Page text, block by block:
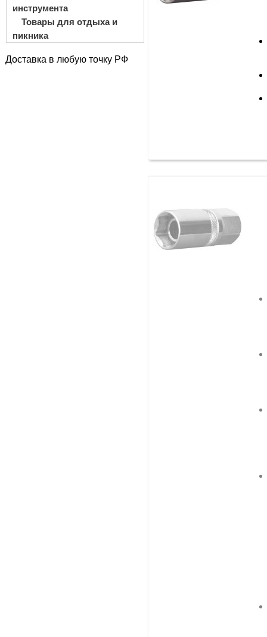
инструмента
Товары для отдыха и
пикника
Доставка в любую точку РФ